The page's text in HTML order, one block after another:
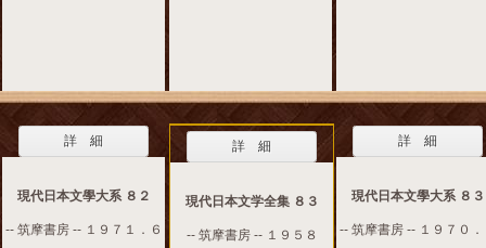
詳 細
現代日本文學大系 ８２
-- 筑摩書房 -- １９７１．６
詳 細
現代日本文学全集 ８３
-- 筑摩書房 -- １９５８
詳 細
現代日本文學大系 ８３
-- 筑摩書房 -- １９７０．